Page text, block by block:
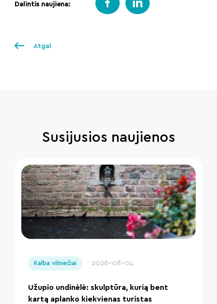
Dalintis naujiena:
Atgal
Susijusios naujienos
Kalba vilniečiai 2026-08-04
Užupio undinėlė: skulptūra, kurią bent
kartą aplanko kiekvienas turistas